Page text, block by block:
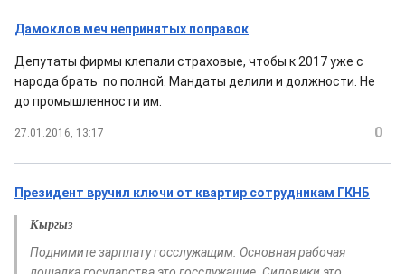
Дамоклов меч непринятых поправок
Депутаты фирмы клепали страховые, чтобы к 2017 уже с
народа брать по полной. Мандаты делили и должности. Не
до промышленности им.
27.01.2016, 13:17 0
Президент вручил ключи от квартир сотрудникам ГКНБ
Кыргыз
Поднимите зарплату госслужащим. Основная рабочая